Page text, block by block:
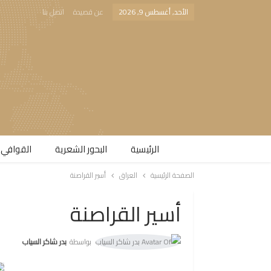
الأحد, أغسطس 9, 2026 عن قصيدة اتصل بنا
الرئيسية البحور الشعرية​
الصفحة الرئيسية العراق أسير القراصنة
أسير القراصنة
بواسطة بدر شاكر السياب